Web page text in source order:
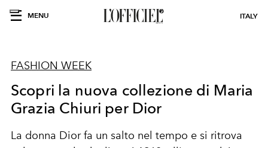
MENU ITALY
FASHION WEEK
Scopri la nuova collezione di Maria
Grazia Chiuri per Dior
La donna Dior fa un salto nel tempo e si ritrova